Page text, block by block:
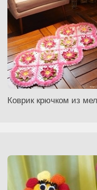
Коврик крючком из